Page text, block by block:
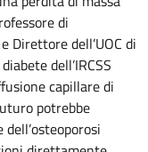
di
Direttore dell’UOC di
dell’IRCSS
capillare di
potrebbe